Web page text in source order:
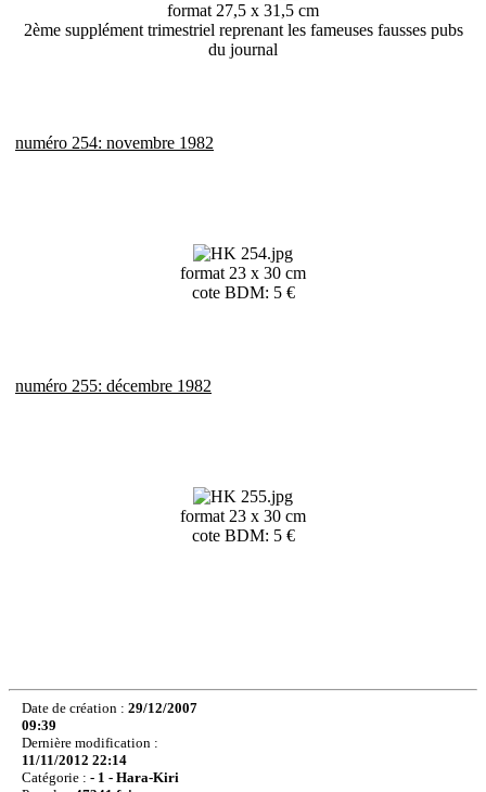
format 27,5 x 31,5 cm
2ème supplément trimestriel reprenant les fameuses fausses pubs
du journal
numéro 254: novembre 1982
format 23 x 30 cm
cote BDM: 5 €
numéro 255: décembre 1982
format 23 x 30 cm
cote BDM: 5 €
Date de création : 29/12/2007
09:39
Dernière modification :
11/11/2012 22:14
Catégorie : - 1 - Hara-Kiri